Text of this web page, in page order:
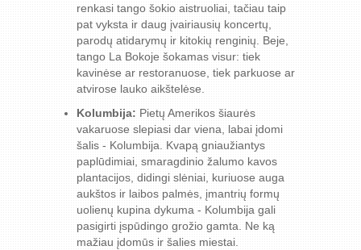
renkasi tango šokio aistruoliai, tačiau taip
pat vyksta ir daug įvairiausių koncertų,
parodų atidarymų ir kitokių renginių. Beje,
tango La Bokoje šokamas visur: tiek
kavinėse ar restoranuose, tiek parkuose ar
atvirose lauko aikštelėse.
Kolumbija: Pietų Amerikos šiaurės
vakaruose slepiasi dar viena, labai įdomi
šalis - Kolumbija. Kvapą gniaužiantys
paplūdimiai, smaragdinio žalumo kavos
plantacijos, didingi slėniai, kuriuose auga
aukštos ir laibos palmės, įmantrių formų
uolienų kupina dykuma - Kolumbija gali
pasigirti įspūdingo grožio gamta. Ne ką
mažiau įdomūs ir šalies miestai.